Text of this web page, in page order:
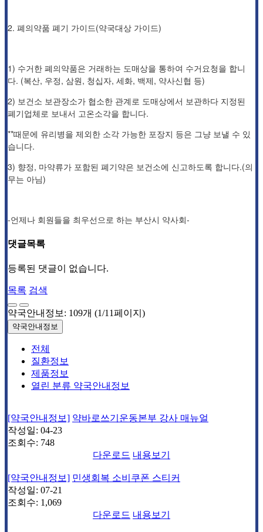
2. 폐의약품 폐기 가이드(약국대상 가이드)
1) 수거한 폐의약품은 거래하는 도매상을 통하여 수거요청을 합니
다. (복산, 우정, 삼원, 청십자, 세화, 백제, 약사신협 등)
2) 보건소 보관장소가 협소한 관계로 도매상에서 보관하다 지정된
폐기업체로 보내서 고온소각을 합니다.
**때문에 유리병을 제외한 소각 가능한 포장지 등은 그냥 보낼 수 있
습니다.
3) 향정, 마약류가 포함된 폐기약은 보건소에 신고하도록 합니다.(의
무는 아님)
-언제나 회원들을 최우선으로 하는 부산시 약사회-
댓글목록
등록된 댓글이 없습니다.
목록 검색
약국안내정보: 109개 (1/11페이지)
약국안내정보
전체
질환정보
제품정보
열린 분류 약국안내정보
[약국안내정보] 약바로쓰기운동본부 강사 매뉴얼
작성일: 04-23
조회수: 748
다운로드 내용보기
[약국안내정보] 민생회복 소비쿠폰 스티커
작성일: 07-21
조회수: 1,069
다운로드 내용보기